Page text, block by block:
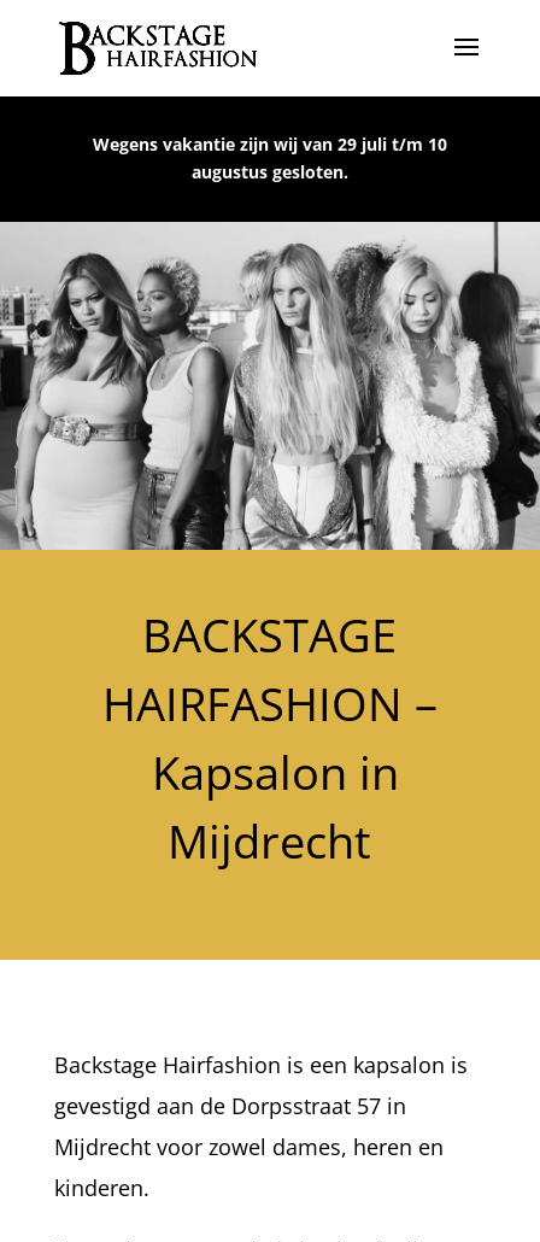
Wegens vakantie zijn wij van 29 juli t/m 10
augustus gesloten.
BACKSTAGE
HAIRFASHION –
Kapsalon in
Mijdrecht
Backstage Hairfashion is een kapsalon is
gevestigd aan de Dorpsstraat 57 in
Mijdrecht voor zowel dames, heren en
kinderen.